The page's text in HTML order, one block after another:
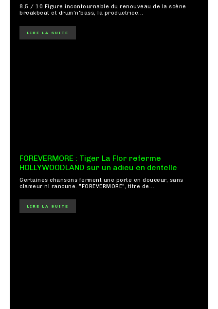
8,5 / 10 Figure incontournable du renouveau de la scène
breakbeat et drum'n'bass, la productrice...
LIRE LA SUITE
FOREVERMORE : Tiger La Flor referme
HOLLYWOODLAND sur un adieu en dentelle
Certaines chansons ferment une porte en douceur, sans
clameur ni rancune. "FOREVERMORE", titre de...
LIRE LA SUITE